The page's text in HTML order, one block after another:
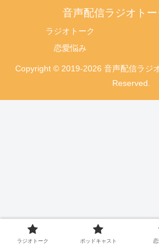
音声配信ラジオト
ラジオトーク
恋愛悩み
Copyright © 2019-2026 音声配信ラジ
Reserved.
ラジオトーク ポッドキャスト